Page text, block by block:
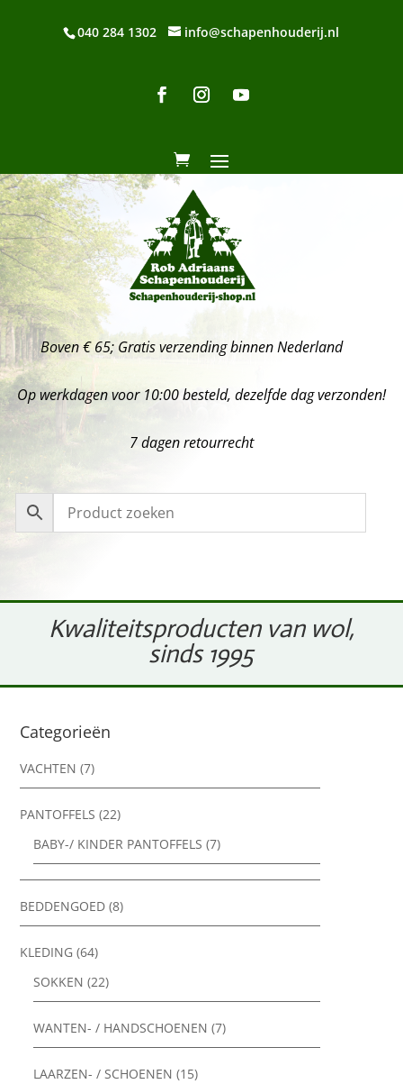
040 284 1302 info@schapenhouderij.nl
Boven € 65; Gratis verzending binnen Nederland
Op werkdagen voor 10:00 besteld, dezelfde dag verzonden!
7 dagen retourrecht
Kwaliteitsproducten van wol,
sinds 1995
Categorieën
VACHTEN (7)
PANTOFFELS (22)
BABY-/ KINDER PANTOFFELS (7)
BEDDENGOED (8)
KLEDING (64)
SOKKEN (22)
WANTEN- / HANDSCHOENEN (7)
LAARZEN- / SCHOENEN (15)